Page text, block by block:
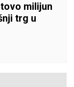
milijun
trg u